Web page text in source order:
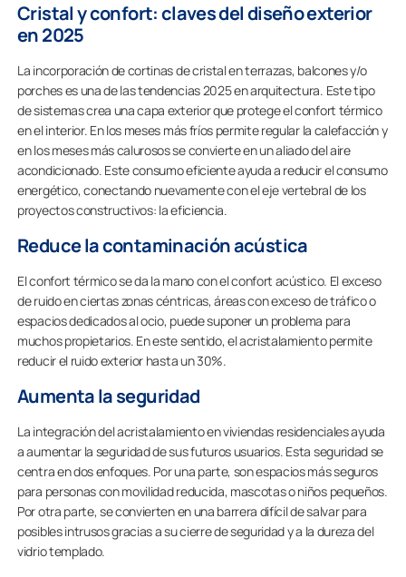
Cristal y confort: claves del diseño exterior
en 2025
La incorporación de cortinas de cristal en terrazas, balcones y/o
porches es una de las tendencias 2025 en arquitectura. Este tipo
de sistemas crea una capa exterior que protege el confort térmico
en el interior. En los meses más fríos permite regular la calefacción y
en los meses más calurosos se convierte en un aliado del aire
acondicionado. Este consumo eficiente ayuda a reducir el consumo
energético, conectando nuevamente con el eje vertebral de los
proyectos constructivos: la eficiencia.
Reduce la contaminación acústica
El confort térmico se da la mano con el confort acústico. El exceso
de ruido en ciertas zonas céntricas, áreas con exceso de tráfico o
espacios dedicados al ocio, puede suponer un problema para
muchos propietarios. En este sentido, el acristalamiento permite
reducir el ruido exterior hasta un 30%.
Aumenta la seguridad
La integración del acristalamiento en viviendas residenciales ayuda
a aumentar la seguridad de sus futuros usuarios. Esta seguridad se
centra en dos enfoques. Por una parte, son espacios más seguros
para personas con movilidad reducida, mascotas o niños pequeños.
Por otra parte, se convierten en una barrera difícil de salvar para
posibles intrusos gracias a su cierre de seguridad y a la dureza del
vidrio templado.